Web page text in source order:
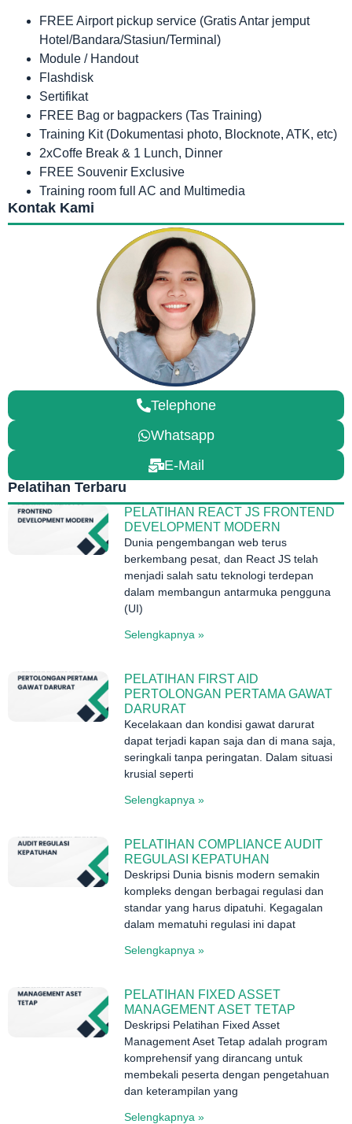
FREE Airport pickup service (Gratis Antar jemput
Hotel/Bandara/Stasiun/Terminal)
Module / Handout
Flashdisk
Sertifikat
FREE Bag or bagpackers (Tas Training)
Training Kit (Dokumentasi photo, Blocknote, ATK, etc)
2xCoffe Break & 1 Lunch, Dinner
FREE Souvenir Exclusive
Training room full AC and Multimedia
Kontak Kami
Telephone
Whatsapp
E-Mail
Pelatihan Terbaru
PELATIHAN REACT JS FRONTEND
DEVELOPMENT MODERN
Dunia pengembangan web terus
berkembang pesat, dan React JS telah
menjadi salah satu teknologi terdepan
dalam membangun antarmuka pengguna
(UI)
Selengkapnya »
PELATIHAN FIRST AID
PERTOLONGAN PERTAMA GAWAT
DARURAT
Kecelakaan dan kondisi gawat darurat
dapat terjadi kapan saja dan di mana saja,
seringkali tanpa peringatan. Dalam situasi
krusial seperti
Selengkapnya »
PELATIHAN COMPLIANCE AUDIT
REGULASI KEPATUHAN
Deskripsi Dunia bisnis modern semakin
kompleks dengan berbagai regulasi dan
standar yang harus dipatuhi. Kegagalan
dalam mematuhi regulasi ini dapat
Selengkapnya »
PELATIHAN FIXED ASSET
MANAGEMENT ASET TETAP
Deskripsi Pelatihan Fixed Asset
Management Aset Tetap adalah program
komprehensif yang dirancang untuk
membekali peserta dengan pengetahuan
dan keterampilan yang
Selengkapnya »